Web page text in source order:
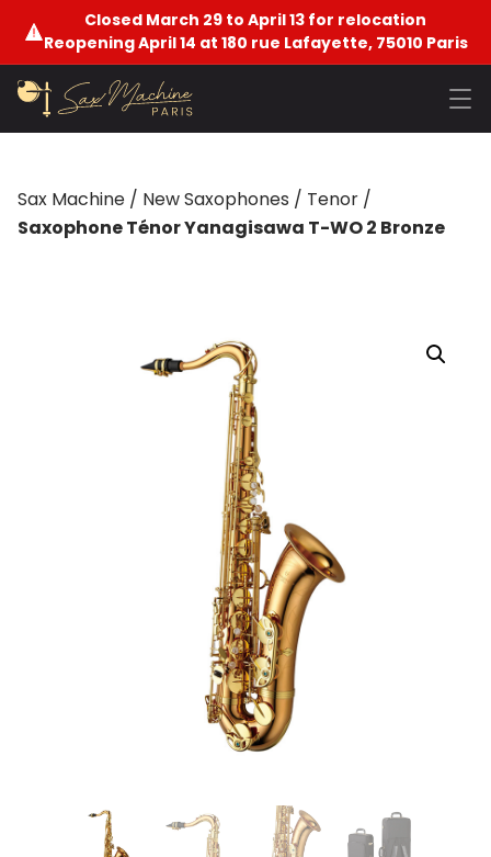
Closed March 29 to April 13 for relocation
Reopening April 14 at 180 rue Lafayette, 75010 Paris
Sax Machine / New Saxophones / Tenor /
Saxophone Ténor Yanagisawa T-WO 2 Bronze